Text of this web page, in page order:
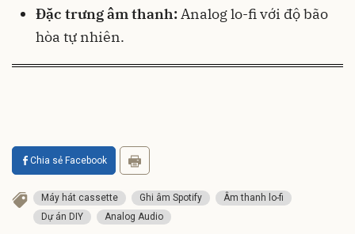
Đặc trưng âm thanh:Analog lo-fi với độ bão
hòa tự nhiên.
Chia sẻ Facebook
Máy hát cassette Ghi âm Spotify
Âm thanh lo-fi
Dự án DIY
Analog Audio